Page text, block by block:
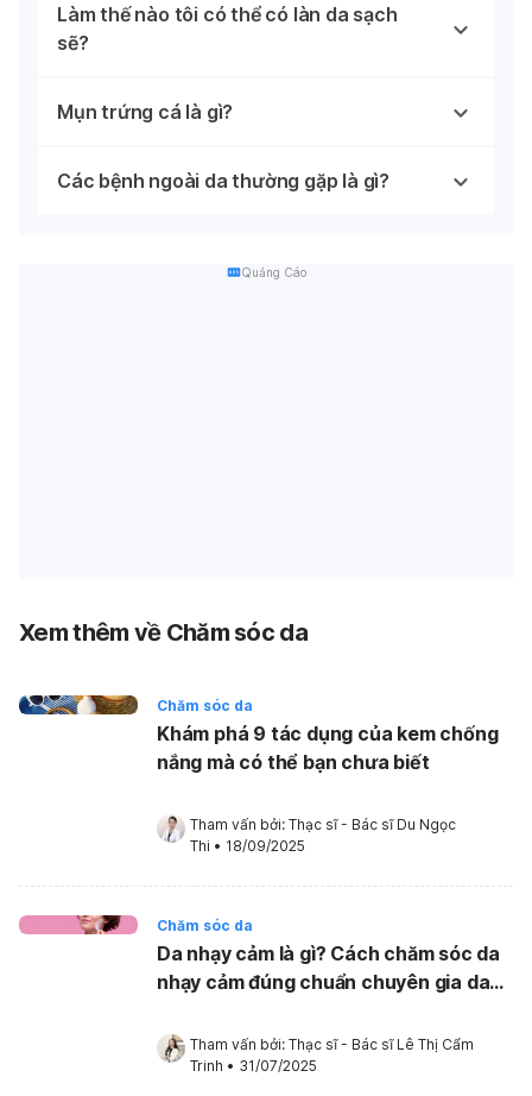
Làm thế nào tôi có thể có làn da sạch
sẽ?
Mụn trứng cá là gì?
Các bệnh ngoài da thường gặp là gì?
Quảng Cáo
Xem thêm về Chăm sóc da
Chăm sóc da
Khám phá 9 tác dụng của kem chống
nắng mà có thể bạn chưa biết
Tham vấn bởi: Thạc sĩ - Bác sĩ Du Ngọc
Thi • 18/09/2025
Chăm sóc da
Da nhạy cảm là gì? Cách chăm sóc da
nhạy cảm đúng chuẩn chuyên gia da
Tham vấn bởi: Thạc sĩ - Bác sĩ Lê Thị Cẩm
Trinh • 31/07/2025